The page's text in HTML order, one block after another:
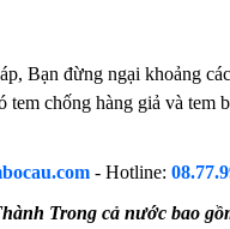
Bạn đừng ngại khoảng
chống hàng giả và tem
- Hotline:
Trong cả nước bao